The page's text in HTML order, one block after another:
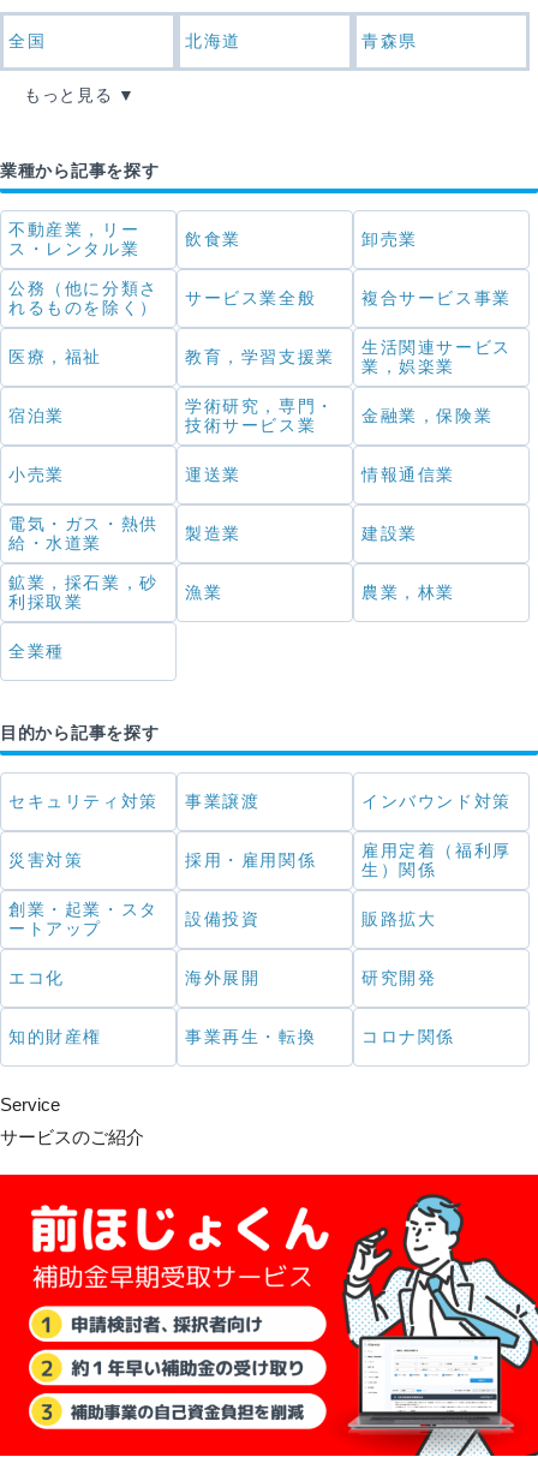
全国 北海道 青森県
もっと見る
業種から記事を探す
不動産業，リー
ス・レンタル業
飲食業 卸売業
公務（他に分類さ
れるものを除く）
サービス業全般 複合サービス事業
医療，福祉 教育，学習支援業
生活関連サービス
業，娯楽業
宿泊業
学術研究，専門・
技術サービス業
金融業，保険業
小売業 運送業 情報通信業
電気・ガス・熱供
給・水道業
製造業 建設業
鉱業，採石業，砂
利採取業
漁業 農業，林業
全業種
目的から記事を探す
セキュリティ対策 事業譲渡 インバウンド対策
災害対策 採用・雇用関係
雇用定着（福利厚
生）関係
創業・起業・スタ
ートアップ
設備投資 販路拡大
エコ化 海外展開 研究開発
知的財産権 事業再生・転換 コロナ関係
Service
サービスのご紹介